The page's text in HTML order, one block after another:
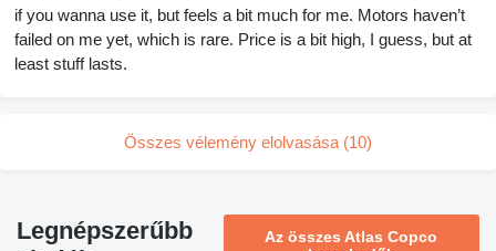
if you wanna use it, but feels a bit much for me. Motors haven’t
failed on me yet, which is rare. Price is a bit high, I guess, but at
least stuff lasts.
Összes vélemény elolvasása (10)
Legnépszerűbb
Az összes Atlas Copco